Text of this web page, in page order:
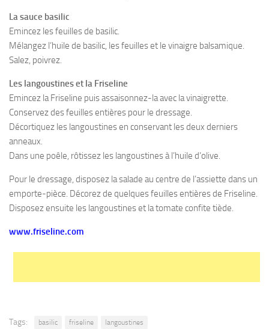
La sauce basilic
Emincez les feuilles de basilic.
Mélangez l’huile de basilic, les feuilles et le vinaigre balsamique.
Salez, poivrez.
Les langoustines et la Friseline
Emincez la Friseline puis assaisonnez-la avec la vinaigrette.
Conservez des feuilles entières pour le dressage.
Décortiquez les langoustines en conservant les deux derniers
anneaux.
Dans une poêle, rôtissez les langoustines à l’huile d’olive.
Pour le dressage, disposez la salade au centre de l’assiette dans un
emporte-pièce. Décorez de quelques feuilles entières de Friseline.
Disposez ensuite les langoustines et la tomate confite tiède.
www.friseline.com
Tags: basilic friseline langoustines